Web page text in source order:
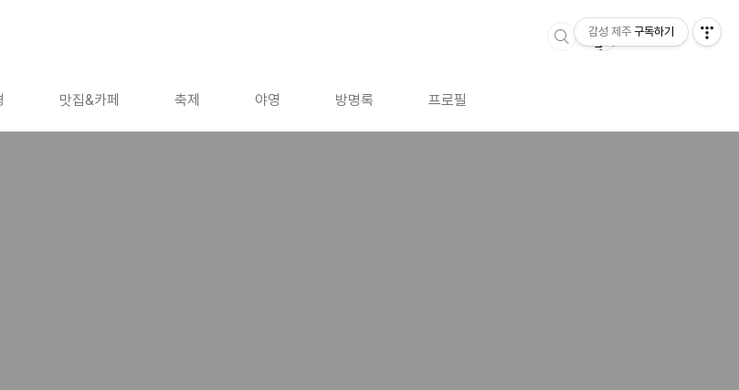
맛집&카페 축제 야영 방명록 프로필
감성 제주 구독하기